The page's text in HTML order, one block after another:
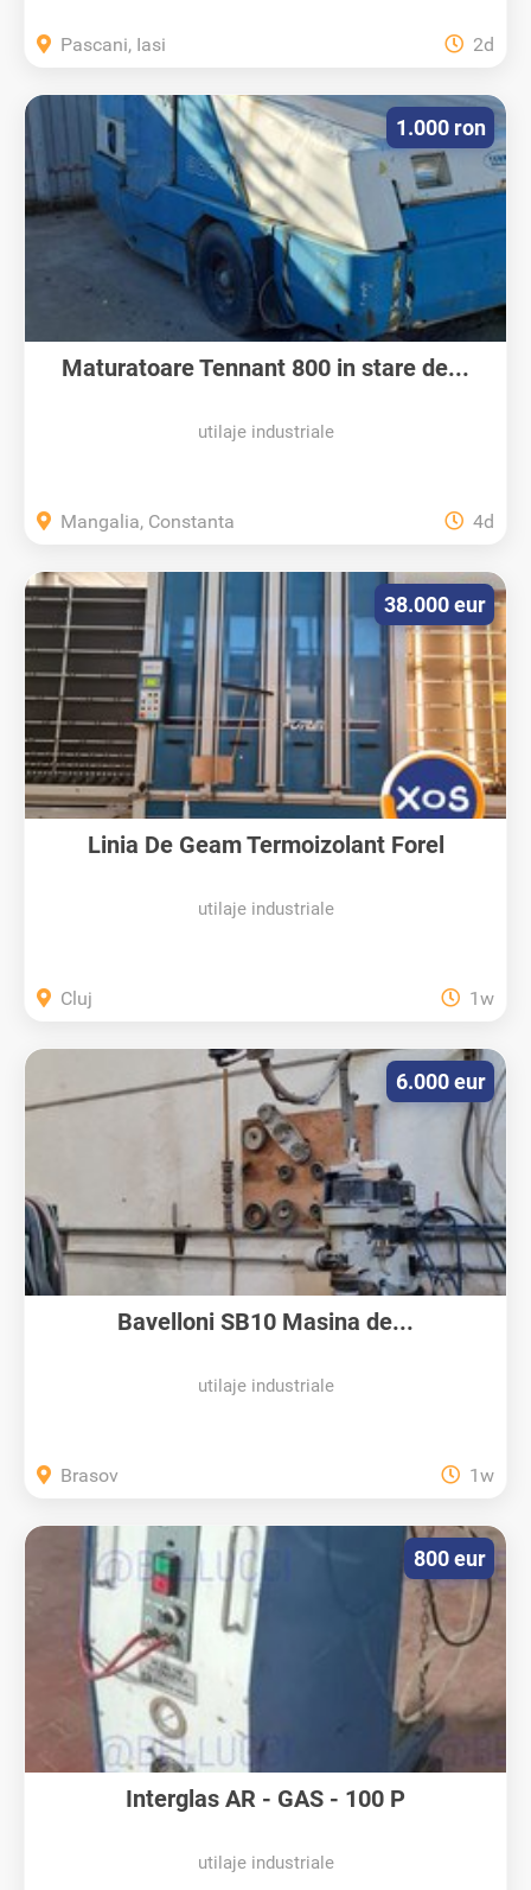
Pascani, Iasi 2d
Maturatoare Tennant 800 in stare de...
utilaje industriale
1.000 ron
Mangalia, Constanta 4d
Linia De Geam Termoizolant Forel
utilaje industriale
38.000 eur
Cluj 1w
Bavelloni SB10 Masina de...
utilaje industriale
6.000 eur
Brasov 1w
Interglas AR - GAS - 100 P
utilaje industriale
800 eur